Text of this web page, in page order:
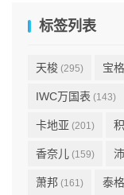
标签列表
天梭 (295) 宝
IWC万国表 (143)
卡地亚 (201)
香奈儿 (159)
萧邦 (161) 泰